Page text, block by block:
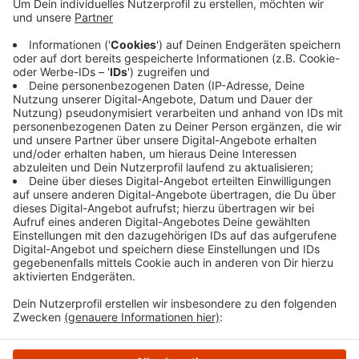
21 Prozent. Noch stärker stiegen die Ankünfte aus
Zuwachs von mehr als 41 Prozent auf über
700.000 Gäste registriert. Dafür sorgt laut Ruhr
Tourismus auch regelmäßig der November als
Kongress- und Messemonat.
Veröffentlicht:Donnerstag, 18.01.2024 14:45
Anzeige
Anzeige